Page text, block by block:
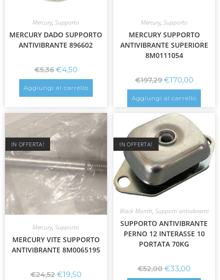
Mercury,Supporto
MERCURY DADO SUPPORTO
ANTIVIBRANTE 896602
€5,36 €4,50
Aggiungi al carrello
Mercury, Supporto
MERCURY SUPPORTO
ANTIVIBRANTE SUPERIORE
8M0111054
€197,29 €170,00
Aggiungi al carrello
IN OFFERTA!
Mercury,Supporto
MERCURY VITE SUPPORTO
ANTIVIBRANTE 8M0065195
€24,52 €19,50
IN OFFERTA!
Black Month, Supporti antivibranti
SUPPORTO ANTIVIBRANTE
PERNO 12 INTERASSE 10
PORTATA 70KG
€52,00 €33,00